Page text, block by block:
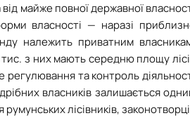
майже повної державної
власності — наразі
належить приватним
з них мають середню площу
регулювання та контроль
дрібних власників залишається
румунських лісівників,